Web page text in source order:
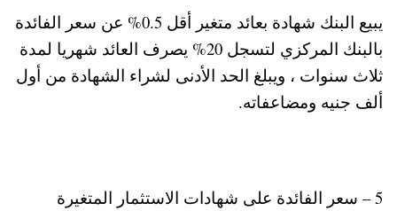
يبيع البنك شهادة بعائد متغير أقل 0.5% عن سعر الفائدة
بالبنك المركزي لتسجل 20% يصرف العائد شهريا لمدة
ثلاث سنوات ، ويبلغ الحد الأدنى لشراء الشهادة من أول
ألف جنيه ومضاعفاته.
5 – سعر الفائدة على شهادات الاستثمار المتغيرة